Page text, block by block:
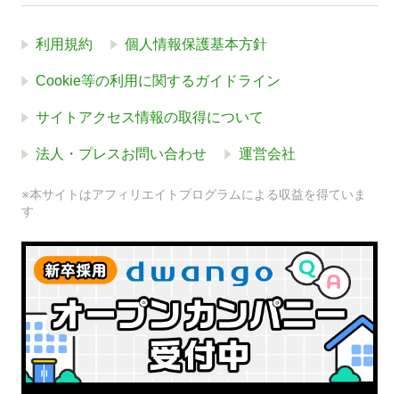
利用規約 個人情報保護基本方針
Cookie等の利用に関するガイドライン
サイトアクセス情報の取得について
法人・プレスお問い合わせ 運営会社
※本サイトはアフィリエイトプログラムによる収益を得ていま
す